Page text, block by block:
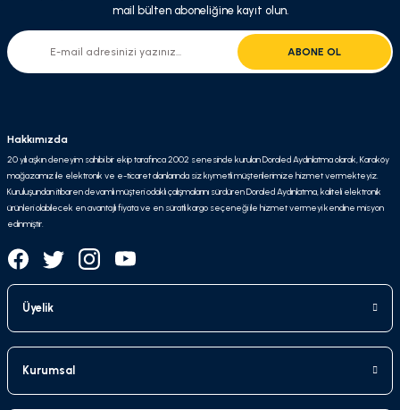
mail bülten aboneliğine kayıt olun.
ABONE OL
Hakkımızda
20 yılı aşkın deneyim sahibi bir ekip tarafınca 2002 senesinde kurulan Doraled Aydınlatma olarak, Karaköy
mağazamız ile elektronik ve e-ticaret alanlarında siz kıymetli müşterilerimize hizmet vermekteyiz.
Kuruluşundan itibaren devamlı müşteri odaklı çalışmalarını sürdüren Doraled Aydınlatma, kaliteli elektronik
ürünleri olabilecek en avantajlı fiyata ve en süratli kargo seçeneği ile hizmet vermeyi kendine misyon
edinmiştir.
Üyelik
Kurumsal